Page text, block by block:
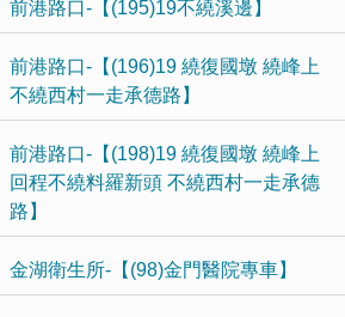
前港路口-【(195)19不繞溪邊】
前港路口-【(196)19 繞復國墩 繞峰上
不繞西村一走承德路】
前港路口-【(198)19 繞復國墩 繞峰上
回程不繞料羅新頭 不繞西村一走承德
路】
金湖衛生所-【(98)金門醫院專車】